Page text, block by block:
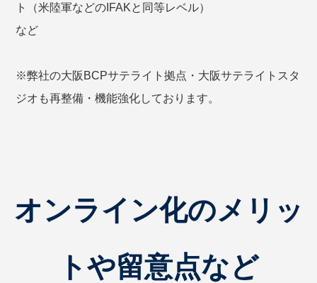
ト（米陸軍などのIFAKと同等レベル）
など
※弊社の大阪BCPサテライト拠点・大阪サテライトスタ
ジオも再整備・機能強化しております。
オンライン化のメリッ
トや留意点など